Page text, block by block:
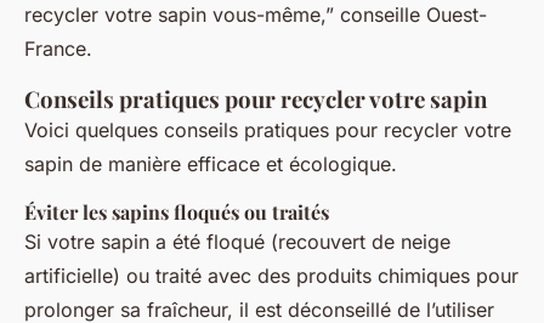
recycler votre sapin vous-même,” conseille Ouest-
France.
Conseils pratiques pour recycler votre sapin
Voici quelques conseils pratiques pour recycler votre
sapin de manière efficace et écologique.
Éviter les sapins floqués ou traités
Si votre sapin a été floqué (recouvert de neige
artificielle) ou traité avec des produits chimiques pour
prolonger sa fraîcheur, il est déconseillé de l’utiliser